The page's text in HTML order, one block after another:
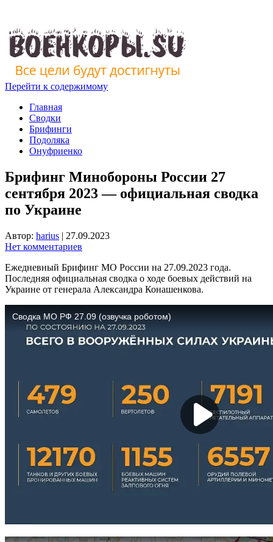
Перейти к содержимому
Главная
Сводки
Брифинги
Подоляка
Онуфриенко
Брифинг Минобороны России 27
сентября 2023 — официальная сводка
по Украине
Автор: harius | 27.09.2023
Нет комментариев
Ежедневный Брифинг МО России на 27.09.2023 года.
Последняя официальная сводка о ходе боевых действий на
Украине от генерала Александра Конашенкова.